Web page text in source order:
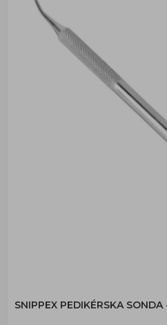
SNIPPEX PEDIKÉRSKA